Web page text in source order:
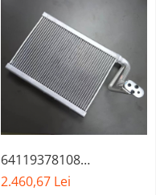
64119378108
EVAPORATOR BMW
2.460,67 Lei